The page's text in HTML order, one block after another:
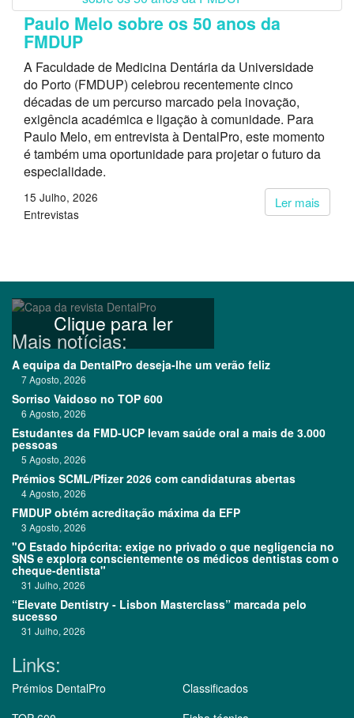
Paulo Melo sobre os 50 anos da
FMDUP
A Faculdade de Medicina Dentária da Universidade
do Porto (FMDUP) celebrou recentemente cinco
décadas de um percurso marcado pela inovação,
exigência académica e ligação à comunidade. Para
Paulo Melo, em entrevista à DentalPro, este momento
é também uma oportunidade para projetar o futuro da
especialidade.
Ler mais
15 Julho, 2026
Entrevistas
Clique para ler
Mais notícias:
A equipa da DentalPro deseja-lhe um verão feliz
7 Agosto, 2026
Sorriso Vaidoso no TOP 600
6 Agosto, 2026
Estudantes da FMD-UCP levam saúde oral a mais de 3.000
pessoas
5 Agosto, 2026
Prémios SCML/Pfizer 2026 com candidaturas abertas
4 Agosto, 2026
FMDUP obtém acreditação máxima da EFP
3 Agosto, 2026
"O Estado hipócrita: exige no privado o que negligencia no
SNS e explora conscientemente os médicos dentistas com o
cheque-dentista"
31 Julho, 2026
“Elevate Dentistry - Lisbon Masterclass” marcada pelo
sucesso
31 Julho, 2026
Links:
Prémios DentalPro
Classificados